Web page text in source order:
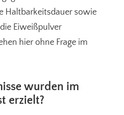
Haltbarkeitsdauer sowie
Eiweißpulver
hier ohne Frage im
wurden im
erzielt?